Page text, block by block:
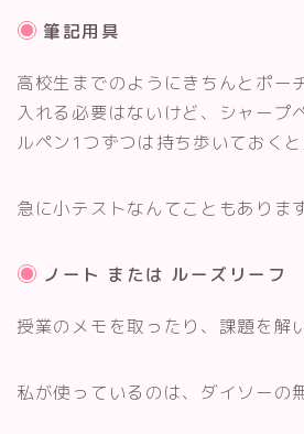
筆記用具
高校生までのようにきちんとポー
入れる必要はないけど、シャープ
ルペン1つずつは持ち歩いておく
急に小テストなんてこともありま
ノート または ルーズリーフ
授業のメモを取ったり、課題を解
私が使っているのは、ダイソーの